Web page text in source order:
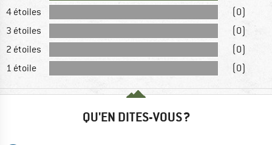
4 étoiles
(0)
3 étoiles
(0)
2 étoiles
(0)
1 étoile
(0)
QU'EN DITES-VOUS ?